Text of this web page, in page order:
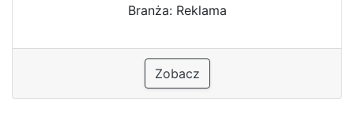
Branża: Reklama
Zobacz